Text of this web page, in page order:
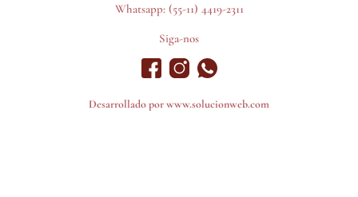
Whatsapp: (55-11) 4419-2311
Siga-nos
Desarrollado porwww.solucionweb.com